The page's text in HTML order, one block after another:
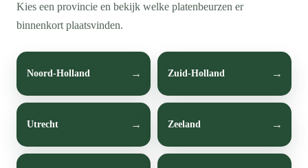
Kies een provincie en bekijk welke platenbeurzen er
binnenkort plaatsvinden.
Noord-Holland Zuid-Holland
Utrecht Zeeland